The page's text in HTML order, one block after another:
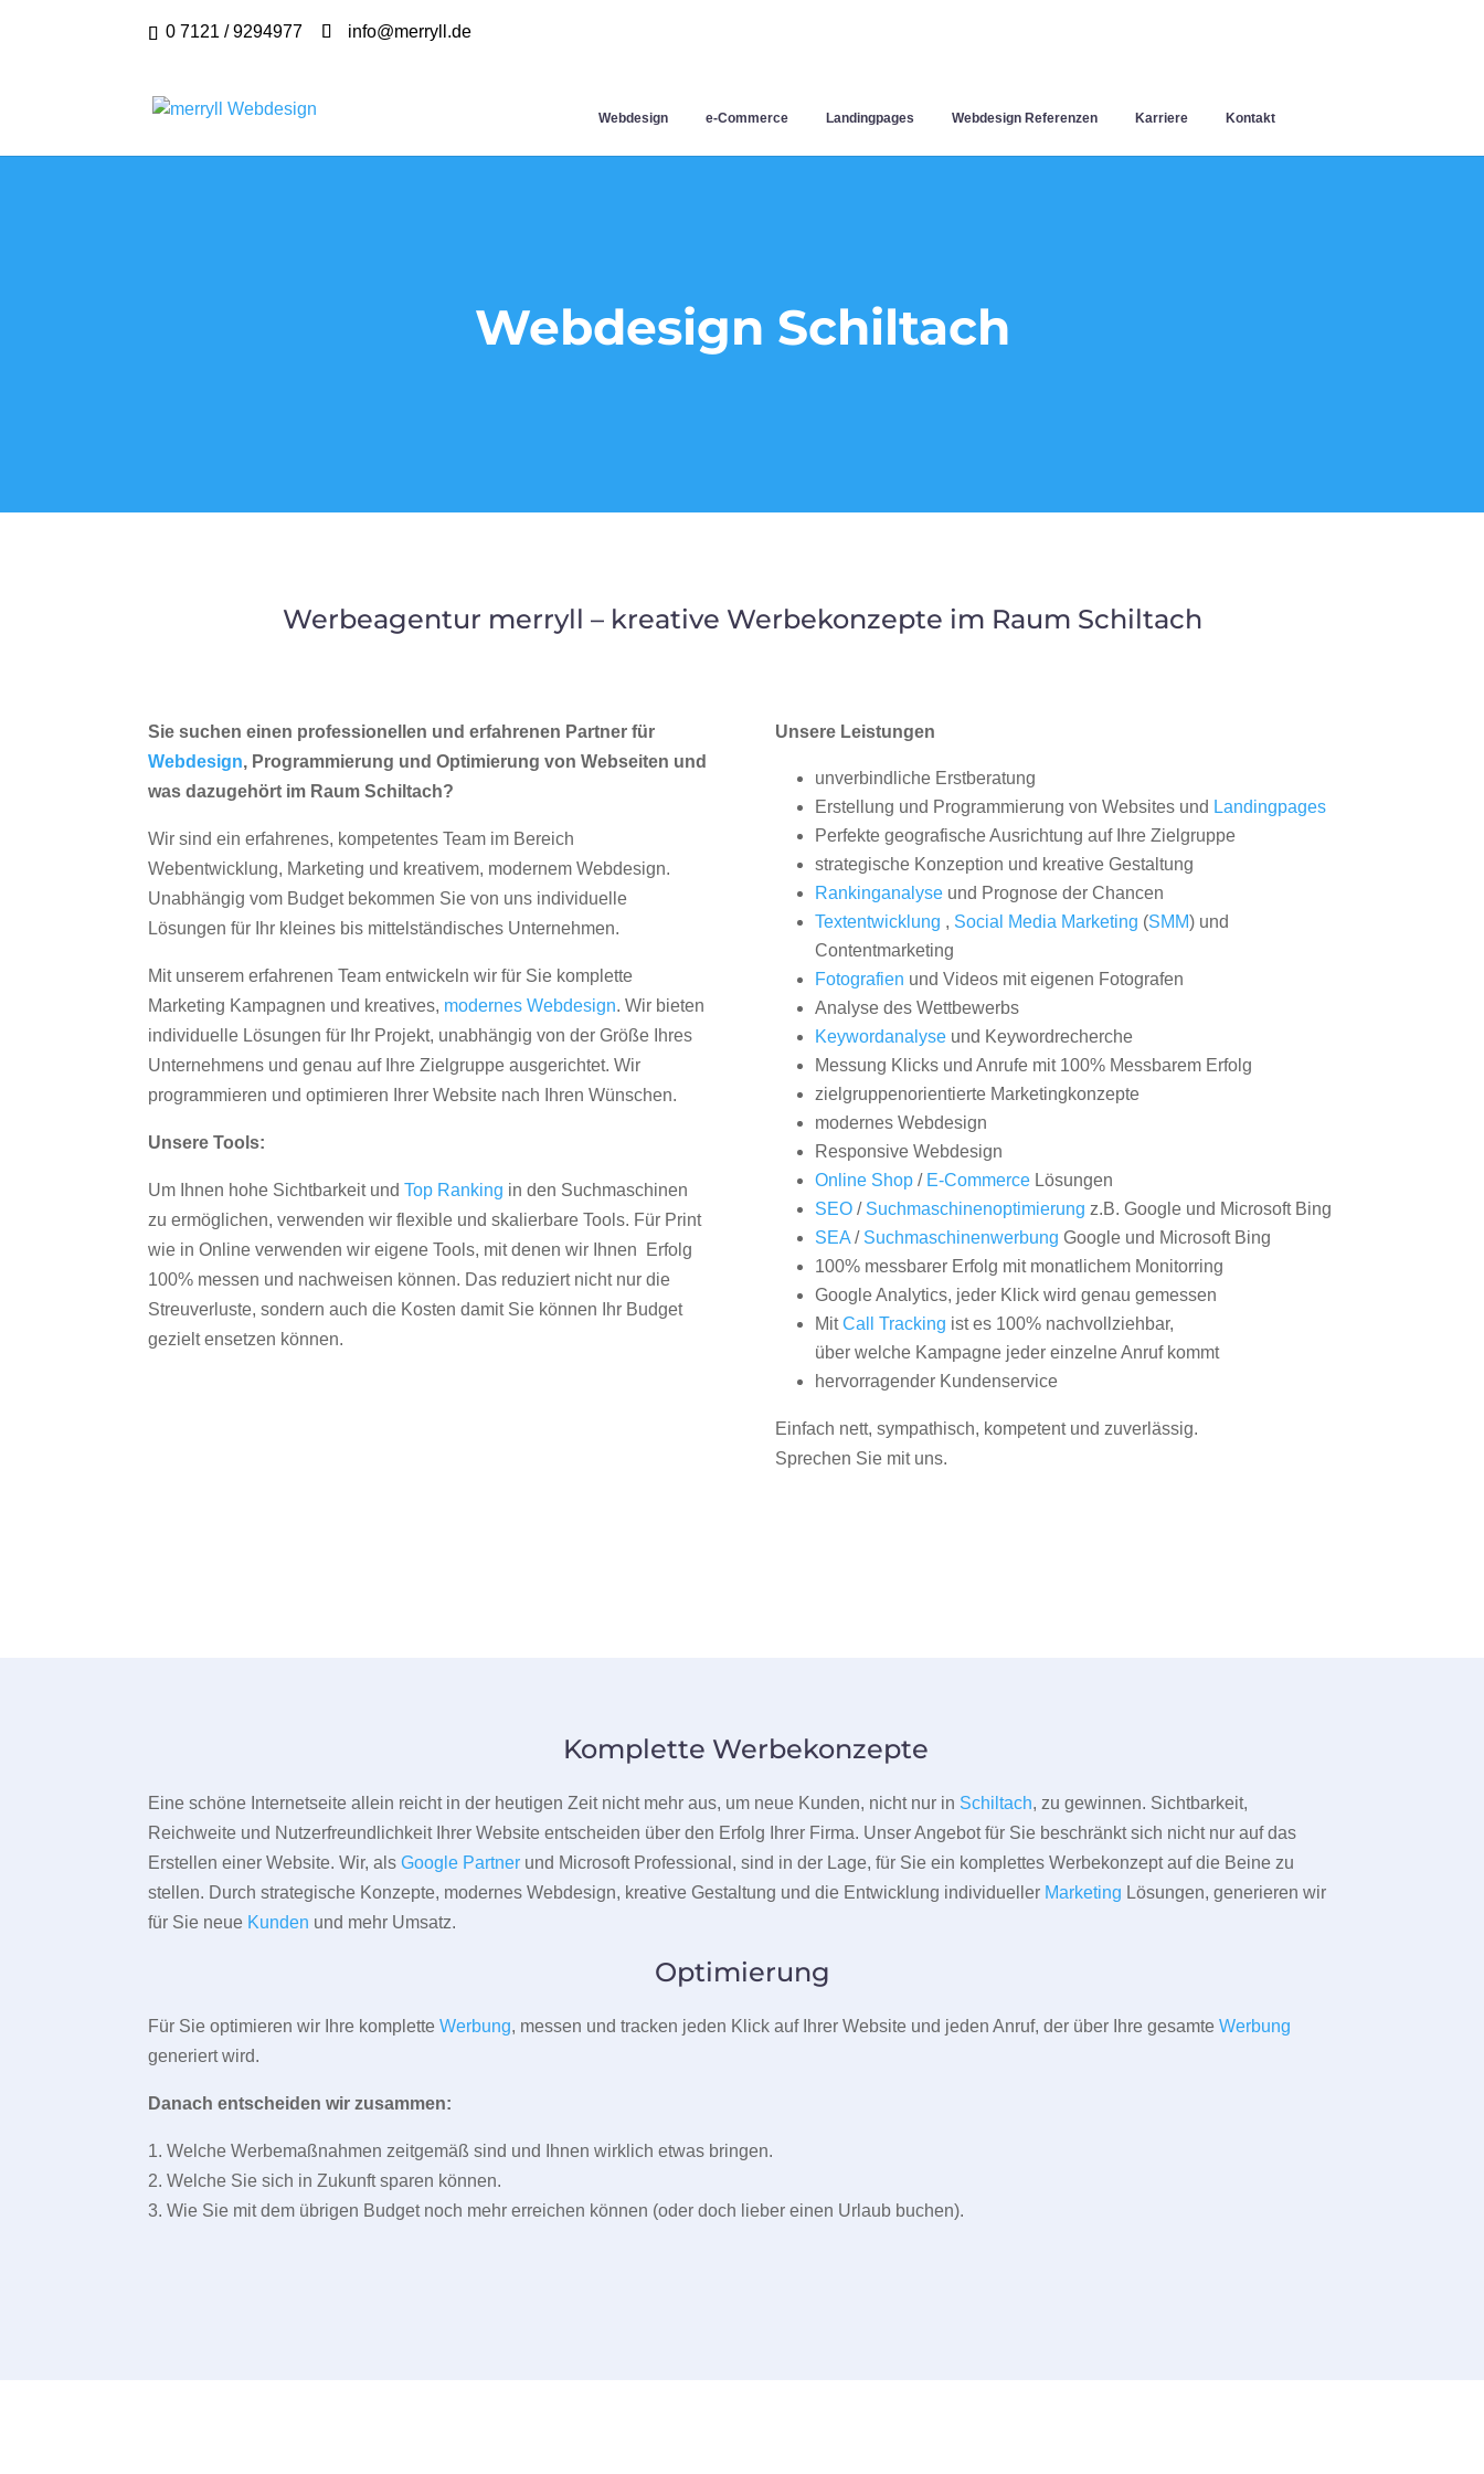
0 7121 / 9294977 info@merryll.de
Webdesign e-Commerce Landingpages Webdesign Referenzen Karriere Kontakt
Webdesign Schiltach
Werbeagentur merryll – kreative Werbekonzepte im Raum Schiltach
Sie suchen einen professionellen und erfahrenen Partner für
Webdesign, Programmierung und Optimierung von Webseiten und
was dazugehört im Raum Schiltach?
Wir sind ein erfahrenes, kompetentes Team im Bereich
Webentwicklung, Marketing und kreativem, modernem Webdesign.
Unabhängig vom Budget bekommen Sie von uns individuelle
Lösungen für Ihr kleines bis mittelständisches Unternehmen.
Mit unserem erfahrenen Team entwickeln wir für Sie komplette
Marketing Kampagnen und kreatives, modernes Webdesign. Wir bieten
individuelle Lösungen für Ihr Projekt, unabhängig von der Größe Ihres
Unternehmens und genau auf Ihre Zielgruppe ausgerichtet. Wir
programmieren und optimieren Ihrer Website nach Ihren Wünschen.
Unsere Tools:
Um Ihnen hohe Sichtbarkeit undTop Ranking in den Suchmaschinen
zu ermöglichen, verwenden wir flexible und skalierbare Tools. Für Print
wie in Online verwenden wir eigene Tools, mit denen wir Ihnen Erfolg
100% messen und nachweisen können. Das reduziert nicht nur die
Streuverluste, sondern auch die Kosten damit Sie können Ihr Budget
gezielt ensetzen können.
Unsere Leistungen
unverbindliche Erstberatung
Erstellung und Programmierung von Websites und Landingpages
Perfekte geografische Ausrichtung auf Ihre Zielgruppe
strategische Konzeption und kreative Gestaltung
Rankinganalyseund Prognose der Chancen
Textentwicklung , Social Media Marketing (SMM) und
Contentmarketing
Fotografien und Videos mit eigenen Fotografen
Analyse des Wettbewerbs
Keywordanalyseund Keywordrecherche
Messung Klicks und Anrufe mit 100% Messbarem Erfolg
zielgruppenorientierte Marketingkonzepte
modernes Webdesign
Responsive Webdesign
Online Shop/ E-CommerceLösungen
SEO/ Suchmaschinenoptimierung z.B. Google und Microsoft Bing
SEA/ Suchmaschinenwerbung Google und Microsoft Bing
100% messbarer Erfolg mit monatlichem Monitorring
Google Analytics, jeder Klick wird genau gemessen
MitCall Tracking ist es 100% nachvollziehbar,
über welche Kampagne jeder einzelne Anruf kommt
hervorragender Kundenservice
Einfach nett, sympathisch, kompetent und zuverlässig.
Sprechen Sie mit uns.
Komplette Werbekonzepte
Eine schöne Internetseite allein reicht in der heutigen Zeit nicht mehr aus, um neue Kunden, nicht nur in Schiltach, zu gewinnen. Sichtbarkeit,
Reichweite und Nutzerfreundlichkeit Ihrer Website entscheiden über den Erfolg Ihrer Firma. Unser Angebot für Sie beschränkt sich nicht nur auf das
Erstellen einer Website. Wir, alsGoogle Partner und Microsoft Professional, sind in der Lage, für Sie ein komplettes Werbekonzept auf die Beine zu
stellen. Durch strategische Konzepte, modernes Webdesign, kreative Gestaltung und die Entwicklung individueller Marketing Lösungen, generieren wir
für Sie neue Kunden und mehr Umsatz.
Optimierung
Für Sie optimieren wir Ihre kompletteWerbung, messen und tracken jeden Klick auf Ihrer Website und jeden Anruf, der über Ihre gesamteWerbung
generiert wird.
Danach entscheiden wir zusammen:
1. Welche Werbemaßnahmen zeitgemäß sind und Ihnen wirklich etwas bringen.
2. Welche Sie sich in Zukunft sparen können.
3. Wie Sie mit dem übrigen Budget noch mehr erreichen können (oder doch lieber einen Urlaub buchen).